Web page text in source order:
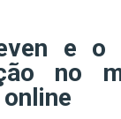
e o
no